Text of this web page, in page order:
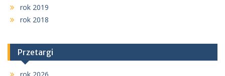
rok 2019
rok 2018
Przetargi